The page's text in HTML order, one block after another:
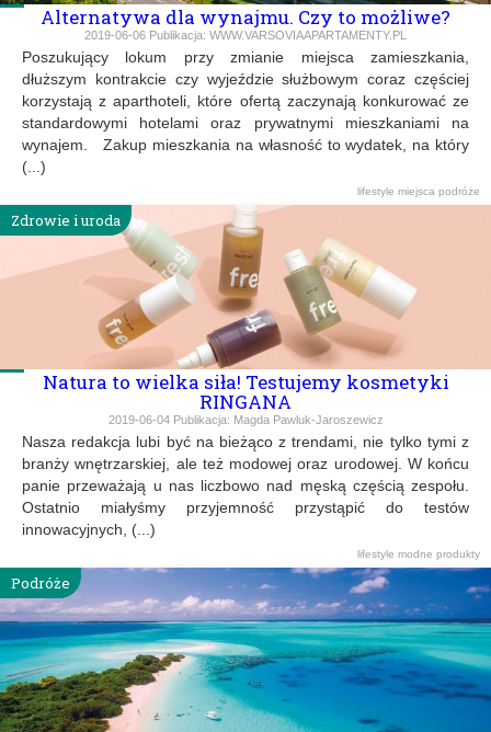
Alternatywa dla wynajmu. Czy to możliwe?
2019-06-06 Publikacja: WWW.VARSOVIAAPARTAMENTY.PL
Poszukujący lokum przy zmianie miejsca zamieszkania,
dłuższym kontrakcie czy wyjeździe służbowym coraz częściej
korzystają z aparthoteli, które ofertą zaczynają konkurować ze
standardowymi hotelami oraz prywatnymi mieszkaniami na
wynajem. Zakup mieszkania na własność to wydatek, na który
(...)
lifestyle miejsca podróże
Zdrowie i uroda
Natura to wielka siła! Testujemy kosmetyki
RINGANA
2019-06-04Publikacja: Magda Pawluk-Jaroszewicz
Nasza redakcja lubi być na bieżąco z trendami, nie tylko tymi z
branży wnętrzarskiej, ale też modowej oraz urodowej. W końcu
panie przeważają u nas liczbowo nad męską częścią zespołu.
Ostatnio miałyśmy przyjemność przystąpić do testów
innowacyjnych, (...)
lifestyle modne produkty
Podróże